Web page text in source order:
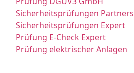
Sicherheitsprüfungen Partners
Sicherheitsprüfungen Expert
Prüfung E-Check Expert
Prüfung elektrischer Anlagen